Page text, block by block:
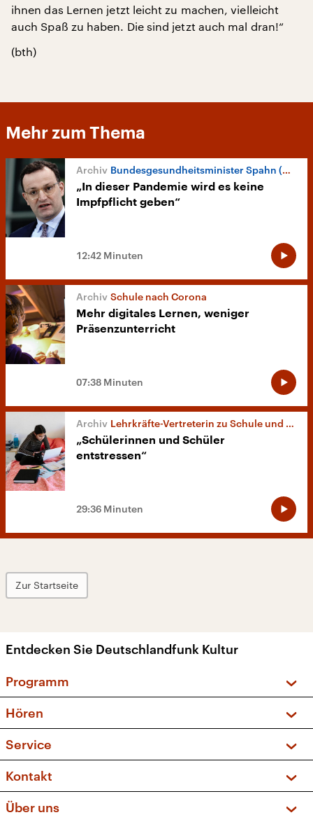
ihnen das Lernen jetzt leicht zu machen, vielleicht
auch Spaß zu haben. Die sind jetzt auch mal dran!“
(bth)
Mehr zum Thema
Bundesgesundheitsminister Spahn (CDU) zur Impfdebatte
„In dieser Pandemie wird es keine
Impfpflicht geben“
12:42 Minuten
Schule nach Corona
Mehr digitales Lernen, weniger
Präsenzunterricht
07:38 Minuten
Lehrkräfte-Vertreterin zu Schule und Corona
„Schülerinnen und Schüler
entstressen“
29:36 Minuten
Zur Startseite
Entdecken Sie Deutschlandfunk Kultur
Programm
Sendungen und Podcasts
Musikliste
Kakadu – Das Kinderprogramm
Hören
Frequenzen (UKW + DAB+)
Service
FAQ
Apps
Newsletter
Kontakt
Über uns